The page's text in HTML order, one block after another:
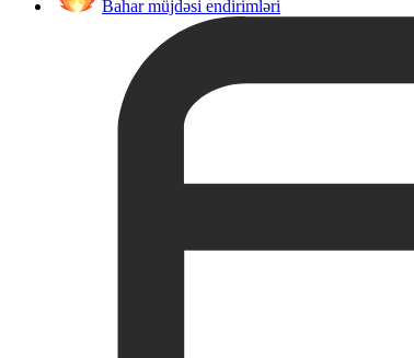
Bahar müjdəsi endirimləri